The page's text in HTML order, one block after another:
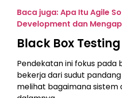
Baca juga: Apa Itu Agile
Development dan
Black Box Testing
Pendekatan ini fokus pada
bekerja dari sudut
melihat bagaimana sistem